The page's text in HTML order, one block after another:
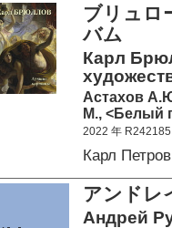
ブリュロ
バム
Карл
Астахов
М., <Белый
2022 年 R242185
Карл
アンド
Андрей